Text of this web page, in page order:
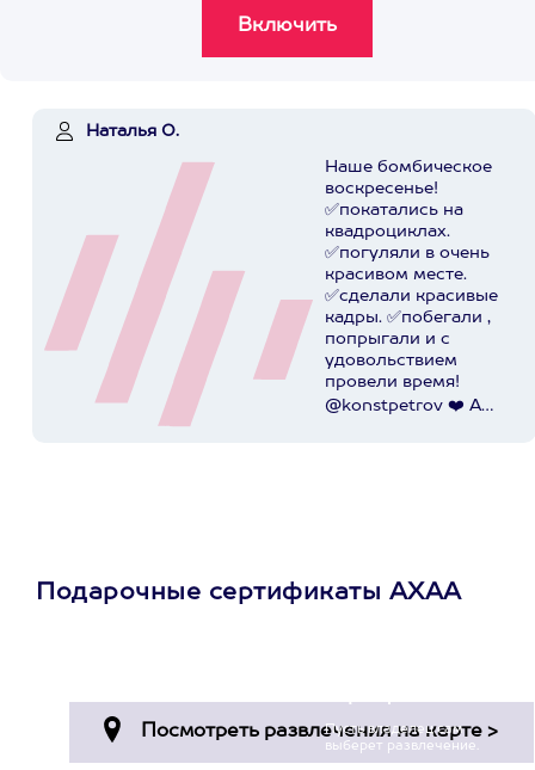
Наталья О.
Наше бомбическое
воскресенье!
✅покатались на
квадроциклах.
✅погуляли в очень
красивом месте.
✅сделали красивые
кадры. ✅побегали ,
попрыгали и с
удовольствием
провели время!
@konstpetrov ❤️ А
Подарочные сертификаты АХАА
Пусть владелец сам
выберет развлечение.